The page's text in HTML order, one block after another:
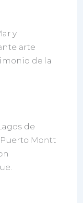
y
arte
de la
de
Montt